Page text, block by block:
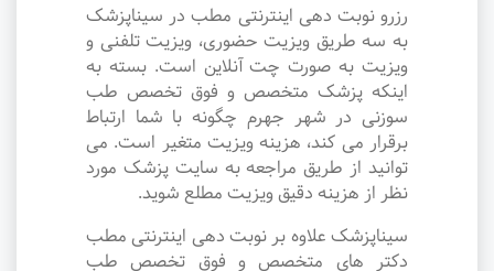
رزرو نوبت دهی اینترنتی مطب در سیناپزشک
به سه طریق ویزیت حضوری، ویزیت تلفنی و
ویزیت به صورت چت آنلاین است. بسته به
اینکه پزشک متخصص و فوق تخصص طب
سوزنی در شهر جهرم چگونه با شما ارتباط
برقرار می کند، هزینه ویزیت متغیر است. می
توانید از طریق مراجعه به سایت پزشک مورد
نظر از هزینه دقیق ویزیت مطلع شوید.
سیناپزشک علاوه بر نوبت دهی اینترنتی مطب
دکتر های متخصص و فوق تخصص طب